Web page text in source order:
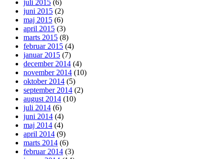
juli 2015 (6)
juni 2015 (2)
maj 2015 (6)
april 2015 (3)
marts 2015 (8)
februar 2015 (4)
januar 2015 (7)
december 2014 (4)
november 2014 (10)
oktober 2014 (5)
september 2014 (2)
august 2014 (10)
juli 2014 (6)
juni 2014 (4)
maj 2014 (4)
april 2014 (9)
marts 2014 (6)
februar 2014 (3)